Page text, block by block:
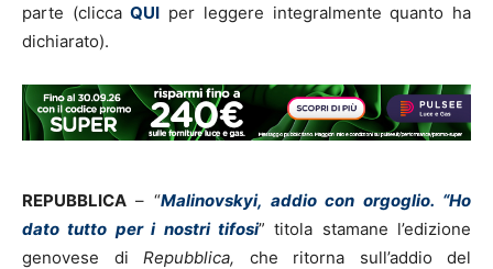
parte (cliccaQUI per leggere integralmente quanto ha
dichiarato).
REPUBBLICA – “Malinovskyi, addio con orgoglio. “Ho
dato tutto per i nostri tifosi” titola stamane l’edizione
genovese di Repubblica, che ritorna sull’addio del